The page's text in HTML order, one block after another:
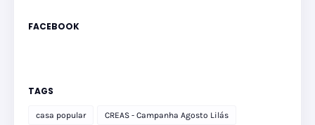
FACEBOOK
TAGS
casa popular CREAS - Campanha Agosto Lilás